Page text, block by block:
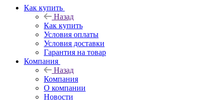
Как купить
Назад
Как купить
Условия оплаты
Условия доставки
Гарантия на товар
Компания
Назад
Компания
О компании
Новости